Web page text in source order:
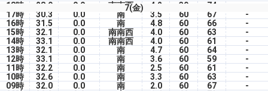
7(金)
18時 28.9 0.0 南南西 4.2 39 74
17時
30.3 0.0 南 3.5 60 67
-
16時
31.5 0.0 南 4.8 60 66
-
15時
32.1 0.0 南南西 4.0 60 63
-
14時
33.1 0.0 南南西 4.0 60 61
-
13時
32.1 0.0 南 4.7 60 64
-
12時
33.1 0.0 南 3.6 60 59
-
11時
32.2 0.0 南 2.5 60 61
-
10時
32.6 0.0 南 3.3 60 63
-
09時
32.0 0.0 南 2.0 60 67
-